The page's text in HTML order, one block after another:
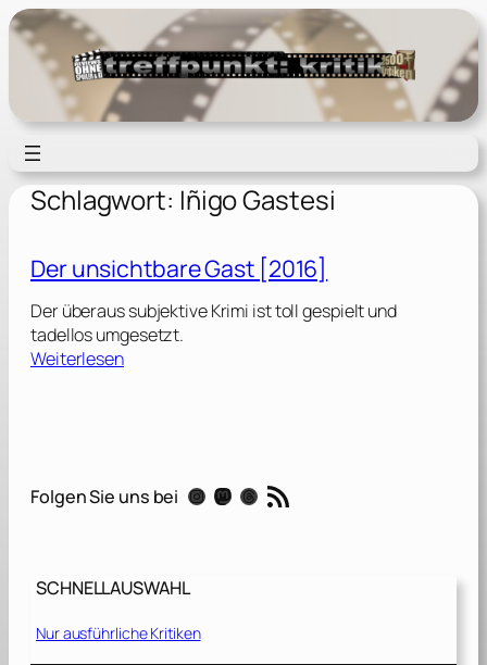
Zum
Inhalt
springen
Schlagwort: Iñigo Gastesi
Der unsichtbare Gast [2016]
Der überaus subjektive Krimi ist toll gespielt und
tadellos umgesetzt.
Weiterlesen:
s
t
a
Folgen Sie uns bei Instagram Mastodon Threads RSS-Feed
SCHNELLAUSWAHL
Nur ausführliche Kritiken